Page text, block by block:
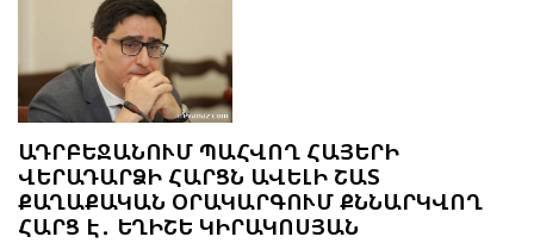
ԱԴՐԲԵՋԱՆՈՒՄ ՊԱՀՎՈՂ ՀԱՅԵՐԻ
ՎԵՐԱԴԱՐՁԻ ՀԱՐՑՆ ԱՎԵԼԻ ՇԱՏ
ՔԱՂԱՔԱԿԱՆ ՕՐԱԿԱՐԳՈՒՄ ՔՆՆԱՐԿՎՈՂ
ՀԱՐՑ Է․ ԵՂԻՇԵ ԿԻՐԱԿՈՍՅԱՆ